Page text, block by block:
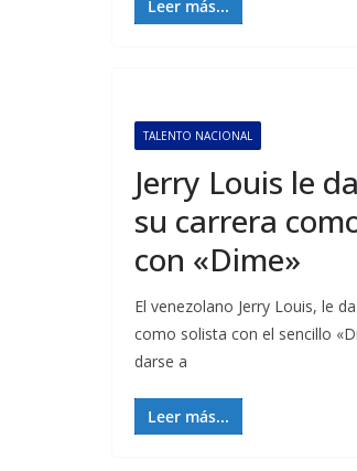
Leer más...
TALENTO NACIONAL
Jerry Louis le
su carrera
con «Dime»
El venezolano Jerry Louis, le
como solista con el sencillo
darse a
Leer más...